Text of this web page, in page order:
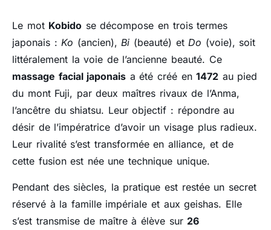
Le mot Kobido se décompose en trois termes
japonais :Ko (ancien),Bi (beauté) etDo (voie), soit
littéralement la voie de l’ancienne beauté. Ce
massage facial japonais a été créé en1472 au pied
du mont Fuji, par deux maîtres rivaux de l’Anma,
l’ancêtre du shiatsu. Leur objectif : répondre au
désir de l’impératrice d’avoir un visage plus radieux.
Leur rivalité s’est transformée en alliance, et de
cette fusion est née une technique unique.
Pendant des siècles, la pratique est restée un secret
réservé à la famille impériale et aux geishas. Elle
s’est transmise de maître à élève sur 26